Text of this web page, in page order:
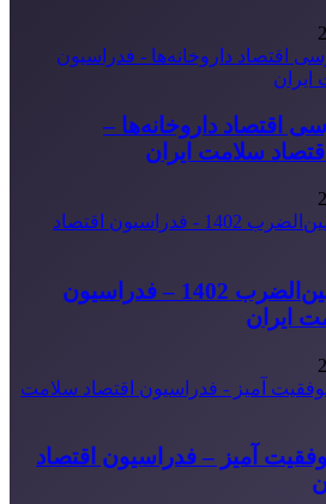
اقتصاد داروخانه‌ها –
سلامت ایران
جشنواره امین‌الضرب 1402 – فدراسیون
ایران
آمیز – فدراسیون اقتصاد